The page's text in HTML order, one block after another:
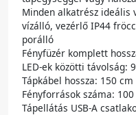
Minden alkatrész ideális
vízálló, vezérlő IP44
porálló
Fényfüzér komplett
LED-ek közötti távolság:
Tápkábel hossza: 150 cm
Fényforrások száma:
Tápellátás USB-A